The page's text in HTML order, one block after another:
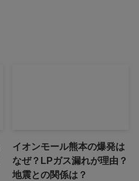
イオンモール熊本の爆発は
なぜ？LPガス漏れが理由？
地震との関係は？